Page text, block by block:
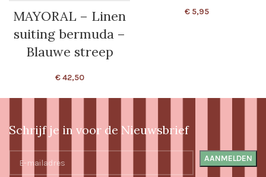
MAYORAL – Linen
suiting bermuda –
Blauwe streep
€42,50
€5,95
Schrijf je in voor de Nieuwsbrief